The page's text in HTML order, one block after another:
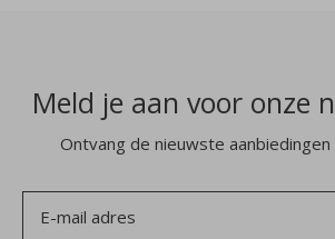
Meld je aan voor onze
Ontvang de nieuwste